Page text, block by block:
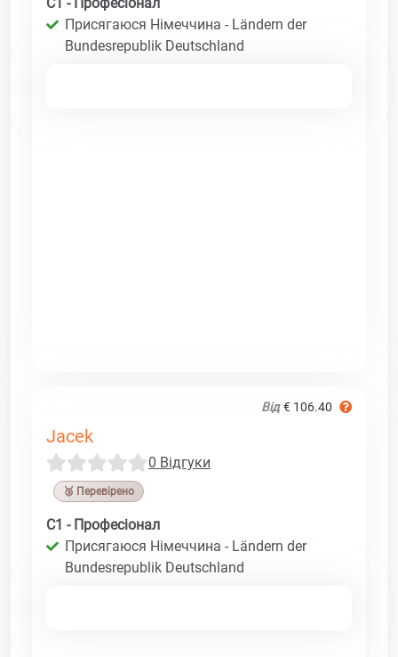
Присягаюся Німеччина - Ländern der
Bundesrepublik Deutschland
Від € 106.40
Jacek
0 Відгуки
🥉 Перевірено
C1 - Професіонал
Присягаюся Німеччина - Ländern der
Bundesrepublik Deutschland